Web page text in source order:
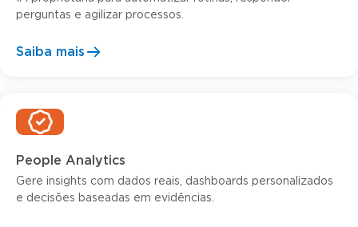
perguntas e agilizar processos.
Saiba mais
People Analytics
Gere insights com dados reais, dashboards personalizados
e decisões baseadas em evidências.